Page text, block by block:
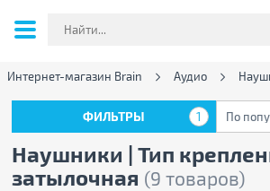
Интернет-магазин Brain Аудио
Наушники | Тип
затылочная (9 товаров)
ФИЛЬТРЫ 1 По
ФИЛЬТРЫ 1 По